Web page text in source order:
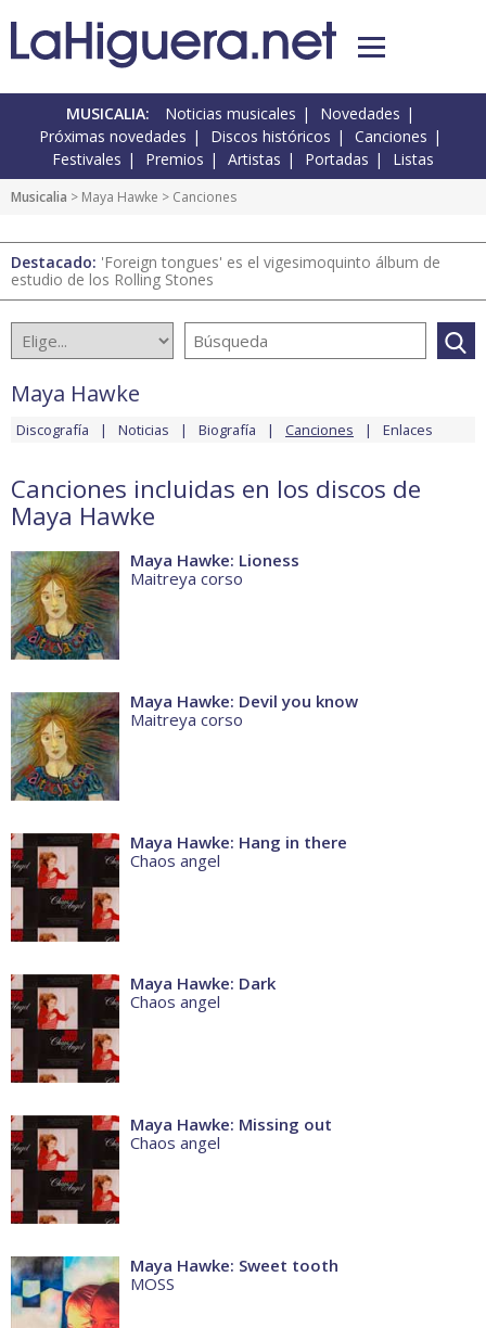
MUSICALIA: Noticias musicales
Novedades
Próximas novedades
Discos históricos
Canciones
Festivales
Premios Artistas Portadas Listas
Musicalia > Maya Hawke > Canciones
Destacado: 'Foreign tongues' es el vigesimoquinto álbum de
estudio de los Rolling Stones
Maya Hawke
Discografía Noticias Biografía Canciones Enlaces
Canciones incluidas en los discos de
Maya Hawke
Maya Hawke: Lioness
Maitreya corso
Maya Hawke: Devil you know
Maitreya corso
Maya Hawke: Hang in there
Chaos angel
Maya Hawke: Dark
Chaos angel
Maya Hawke: Missing out
Chaos angel
Maya Hawke: Sweet tooth
MOSS